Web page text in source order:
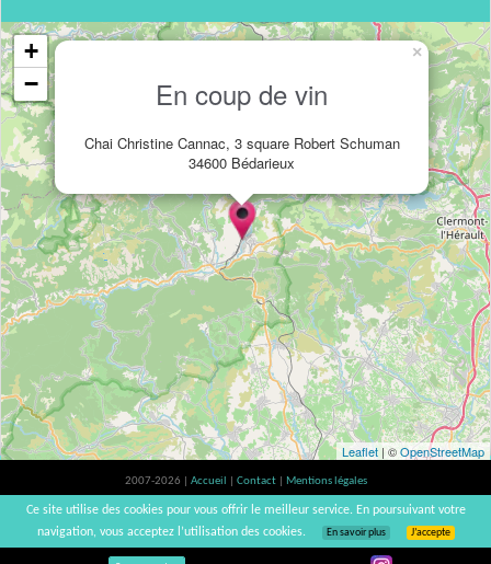
En coup de vin
Chai Christine Cannac, 3 square Robert Schuman
34600 Bédarieux
×
+
−
Leaflet | ©OpenStreetMap
2007-2026 | Accueil Contact
Mentions légales
L'abus d'alcool est dangereux pour la santé, à consommer avec modération. |
vinsnaturels | v3.12
Ce site utilise des cookies pour vous offrir le meilleur service. En poursuivant votre
navigation, vous acceptez l’utilisation des cookies.
En savoir plus J’accepte